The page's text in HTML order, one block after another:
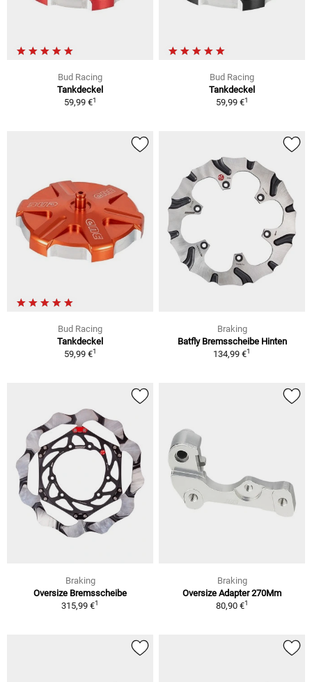
Bud Racing
Tankdeckel
59,99 €1
Bud Racing
Tankdeckel
59,99 €1
Bud Racing
Tankdeckel
59,99 €1
Braking
Batfly Bremsscheibe Hinten
134,99 €1
Braking
Oversize Bremsscheibe
315,99 €1
Braking
Oversize Adapter 270Mm
80,90 €1